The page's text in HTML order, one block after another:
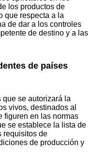
los productos de
que respecta a la
de dar a los controles
de destino y a las
de países
que se autorizará la
vivos, destinados al
figuren en las normas
se establece la lista de
requisitos de
de producción y